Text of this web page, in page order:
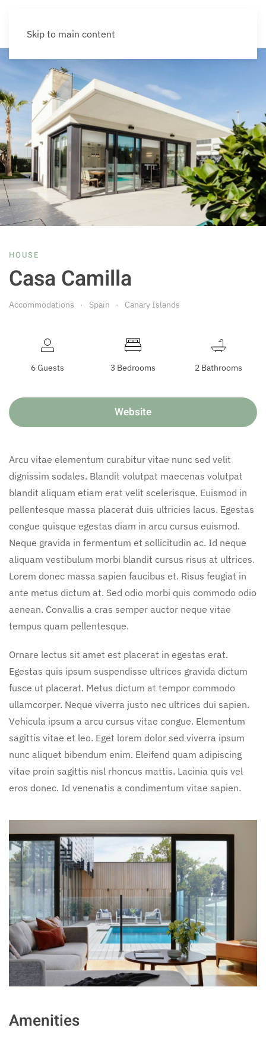
Skip to main content
HOUSE
Casa Camilla
Accommodations Spain Canary Islands
6 Guests 3 Bedrooms 2 Bathrooms
Website
Arcu vitae elementum curabitur vitae nunc sed velit
dignissim sodales. Blandit volutpat maecenas volutpat
blandit aliquam etiam erat velit scelerisque. Euismod in
pellentesque massa placerat duis ultricies lacus. Egestas
congue quisque egestas diam in arcu cursus euismod.
Neque gravida in fermentum et sollicitudin ac. Id neque
aliquam vestibulum morbi blandit cursus risus at ultrices.
Lorem donec massa sapien faucibus et. Risus feugiat in
ante metus dictum at. Sed odio morbi quis commodo odio
aenean. Convallis a cras semper auctor neque vitae
tempus quam pellentesque.
Ornare lectus sit amet est placerat in egestas erat.
Egestas quis ipsum suspendisse ultrices gravida dictum
fusce ut placerat. Metus dictum at tempor commodo
ullamcorper. Neque viverra justo nec ultrices dui sapien.
Vehicula ipsum a arcu cursus vitae congue. Elementum
sagittis vitae et leo. Eget lorem dolor sed viverra ipsum
nunc aliquet bibendum enim. Eleifend quam adipiscing
vitae proin sagittis nisl rhoncus mattis. Lacinia quis vel
eros donec. Id venenatis a condimentum vitae sapien.
Amenities